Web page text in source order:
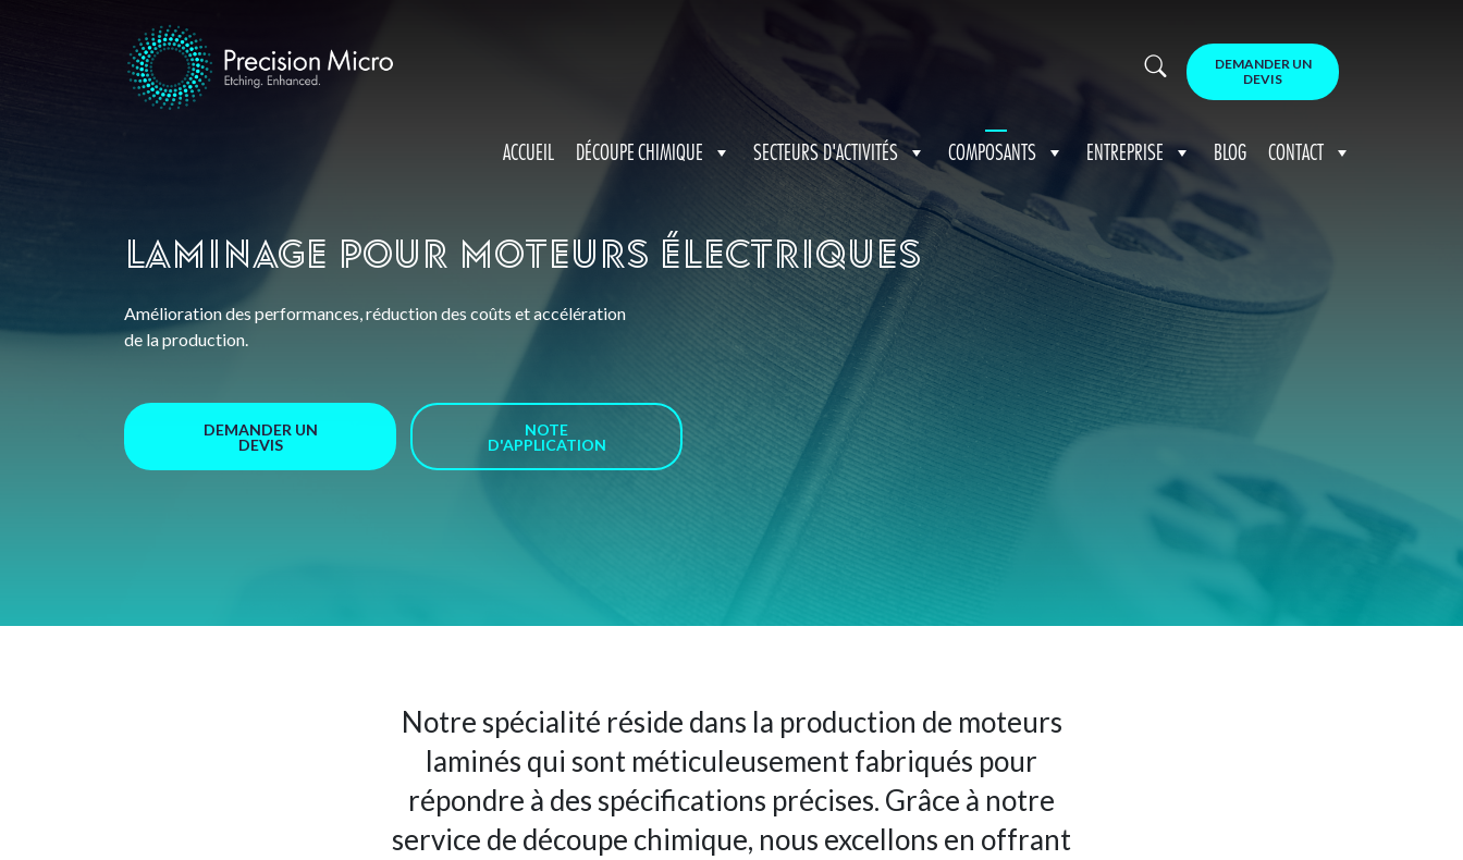
ACCUEIL DÉCOUPE CHIMIQUE SECTEURS D'ACTIVITÉS COMPOSANTS ENTREPRISE BLOG CONTACT
DEMANDER UN
DEVIS
Laminage pour moteurs électriques
Amélioration des performances, réduction des coûts et accélération
de la production.
DEMANDER UN
DEVIS
NOTE
D'APPLICATION
Notre spécialité réside dans la production de moteurs
laminés qui sont méticuleusement fabriqués pour
répondre à des spécifications précises. Grâce à notre
service de découpe chimique, nous excellons en offrant